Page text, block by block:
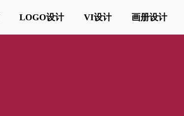
LOGO设计 VI设计 画册设计